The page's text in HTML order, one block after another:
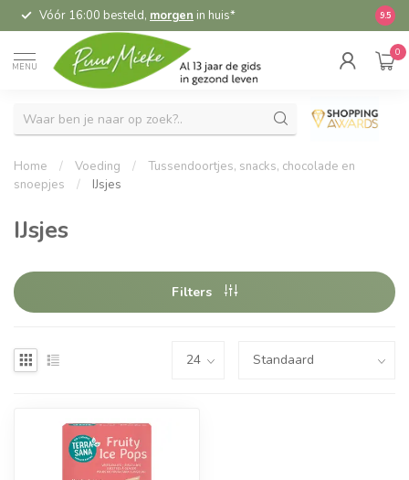
Vóór 16:00 besteld, morgen in huis* 9.5
MENU
0
Home / Voeding /
Tussendoortjes, snacks, chocolade en
snoepjes
/ IJsjes
IJsjes
Filters